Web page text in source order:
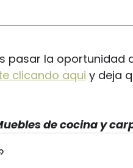
pasar la oportunidad
clicando aqui y deja
de cocina y